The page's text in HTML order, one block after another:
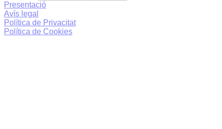
Presentació
Avís legal
Política de Privacitat
Política de Cookies